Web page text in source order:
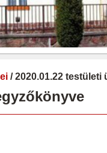
/ 2020.01.22